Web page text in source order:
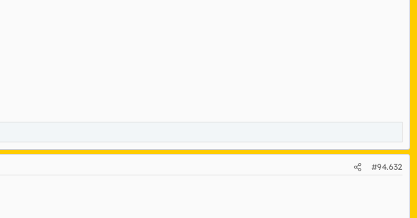
#94.632